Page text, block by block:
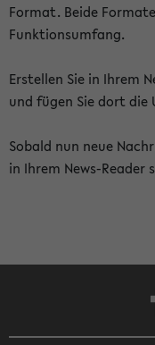
Format. Beide
Funktionsumfang.
Erstellen Sie in Ihrem
und fügen Sie dort die
Sobald nun neue
in Ihrem News-